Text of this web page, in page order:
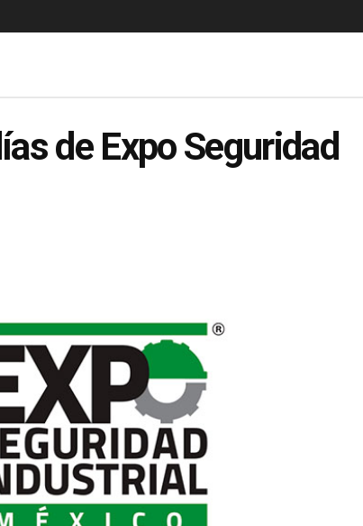
de Expo Seguridad